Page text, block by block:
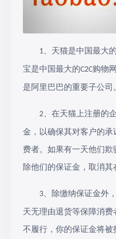
1 、天猫是中国最大的
宝是中国最大的C2C购物
是阿里巴巴的重要子公司。
2、在天猫上注册的
金，以确保其对客户的承
费者。如果有一天他们
除他们的保证金，取消其
3、除缴纳保证金外
天无理由退货等保障消
不履行，你的保证金将被